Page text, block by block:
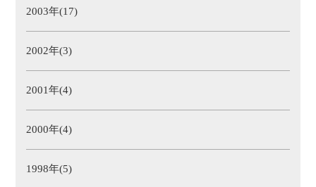
2003年(17)
2002年(3)
2001年(4)
2000年(4)
1998年(5)